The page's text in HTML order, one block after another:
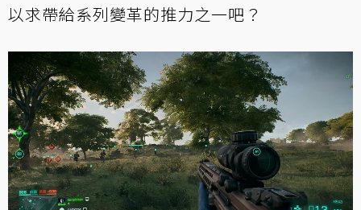
以求帶給系列變革的推力之一吧？